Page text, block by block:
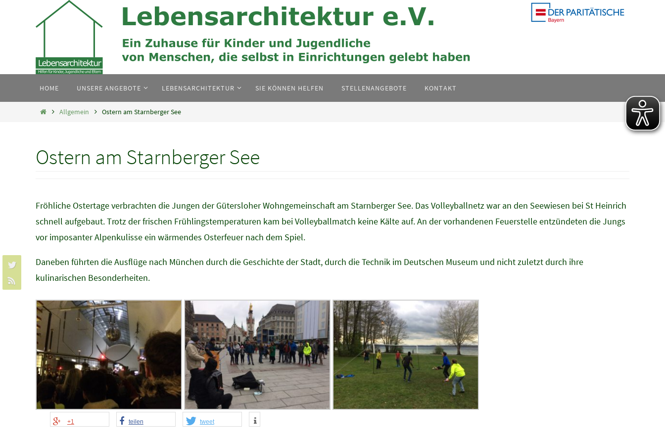
springen
HOME UNSERE ANGEBOTE LEBENSARCHITEKTUR SIE KÖNNEN HELFEN STELLENANGEBOTE KONTAKT
HomeAllgemein Ostern am Starnberger See
Ostern am Starnberger See
Fröhliche Ostertage verbrachten die Jungen der Gütersloher Wohngemeinschaft am Starnberger See. Das Volleyballnetz war an den Seewiesen bei St Heinrich
schnell aufgebaut. Trotz der frischen Frühlingstemperaturen kam bei Volleyballmatch keine Kälte auf. An der vorhandenen Feuerstelle entzündeten die Jungs
vor imposanter Alpenkulisse ein wärmendes Osterfeuer nach dem Spiel.
Daneben führten die Ausflüge nach München durch die Geschichte der Stadt, durch die Technik im Deutschen Museum und nicht zuletzt durch ihre
kulinarischen Besonderheiten.
+1 teilen tweet